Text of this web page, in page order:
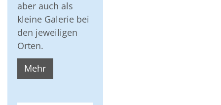
aber auch als
kleine Galerie bei
den jeweiligen
Orten.
Mehr